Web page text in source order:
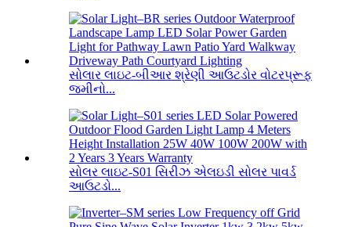
સોલાર લાઇટ-બીઆર શ્રેણી આઉટડોર વોટરપ્રૂફ
જમીનો...
સોલર લાઇટ-S01 સિરીઝ એલઇડી સોલર પાવર્ડ
આઉટડો...